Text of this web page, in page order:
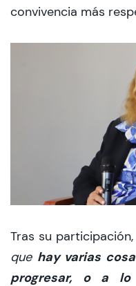
convivencia más
Tras su participación,
que hay varias
progresar, o a lo